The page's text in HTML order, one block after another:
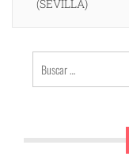
(SEVILLA)
Buscar: